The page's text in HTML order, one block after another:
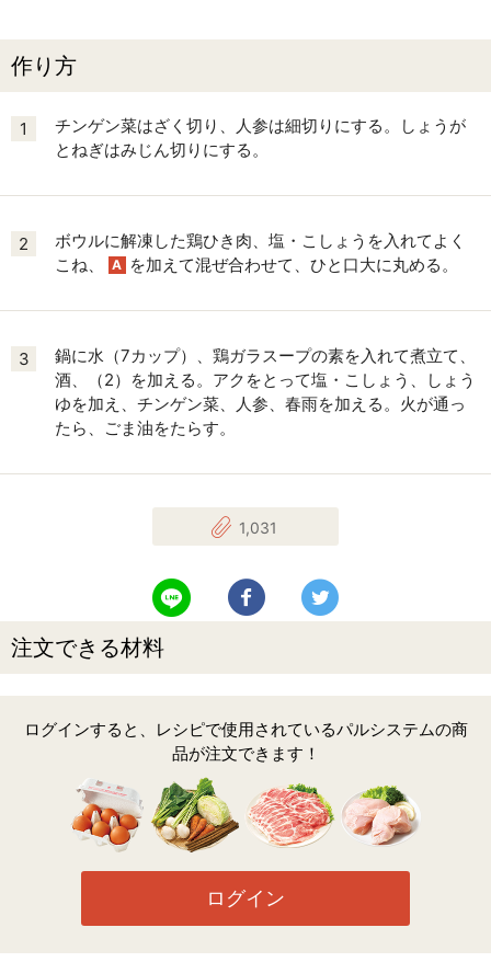
作り方
1
チンゲン菜はざく切り、人参は細切りにする。しょうが
とねぎはみじん切りにする。
2
ボウルに解凍した鶏ひき肉、塩・こしょうを入れてよく
こね、
A を加えて混ぜ合わせて、ひと口大に丸める。
3
鍋に水（7カップ）、鶏ガラスープの素を入れて煮立て、
酒、（2）を加える。アクをとって塩・こしょう、しょう
ゆを加え、チンゲン菜、人参、春雨を加える。火が通っ
たら、ごま油をたらす。
1,031
LINEで送る Facebookでシェアする
注文できる材料
ログインすると、レシピで使用されているパルシステムの商
品が注文できます！
ログイン